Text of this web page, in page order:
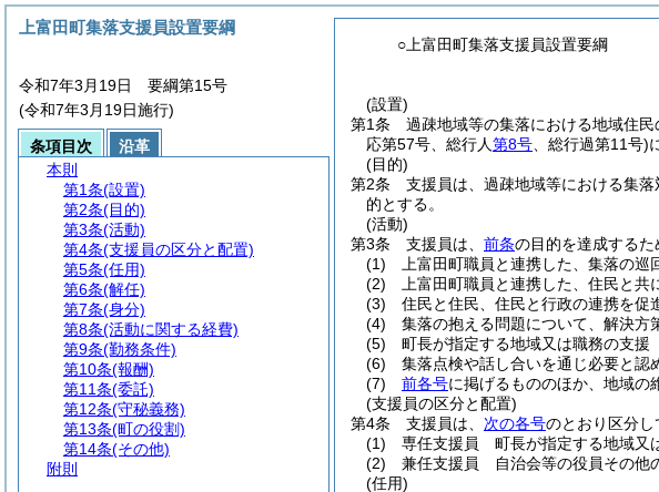
○上富田町集落支援員設置要綱
(設置)
第1条
過疎地域等の集落における地域住
応第57号、総行人第8号 、総行過第11号)
(目的)
第2条
支援員は、過疎地域等における集
的とする。
(活動)
第3条
支援員は、 前条の目的を達成するた
(1)
上富田町職員と連携した、集落の巡
(2)
上富田町職員と連携した、住民と共
(3)
住民と住民、住民と行政の連携を促
(4)
集落の抱える問題について、解決方
(5)
町長が指定する地域又は職務の支援
(6)
集落点検や話し合いを通じ必要と認
(7)
前各号に掲げるもののほか、地域の
(支援員の区分と配置)
第4条
支援員は、 次の各号のとおり区分し
(1)
専任支援員 町長が指定する地域又
(2)
兼任支援員 自治会等の役員その他
(任用)
上富田町集落支援員設置要綱
令和7年3月19日 要綱第15号
(令和7年3月19日施行)
条項目次
沿革
本則
第1条(設置)
第2条(目的)
第3条(活動)
第4条(支援員の区分と配置)
第5条(任用)
第6条(解任)
第7条(身分)
第8条(活動に関する経費)
第9条(勤務条件)
第10条(報酬)
第11条(委託)
第12条(守秘義務)
第13条(町の役割)
第14条(その他)
附則